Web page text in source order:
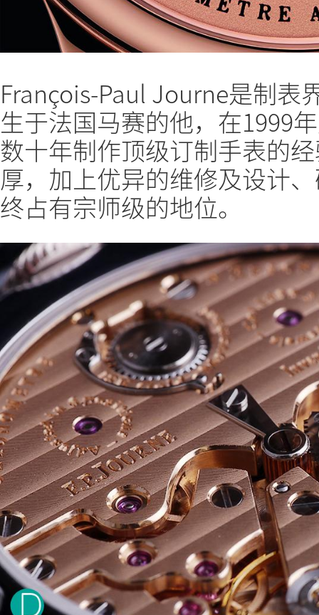
François-Paul Journe是制表
生于法国马赛的他，在1999
数十年制作顶级订制手表的
厚，加上优异的维修及设计
终占有宗师级的地位。